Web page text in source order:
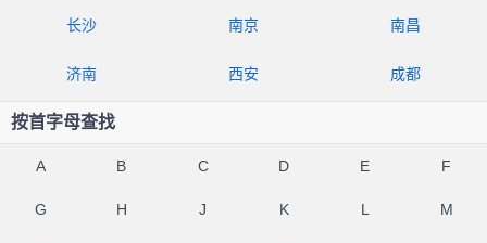
长沙 南京 南昌
济南 西安 成都
按首字母查找
A B C D E F
G H J K L M